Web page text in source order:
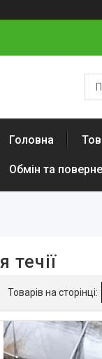
Головна
Обмін та
течії